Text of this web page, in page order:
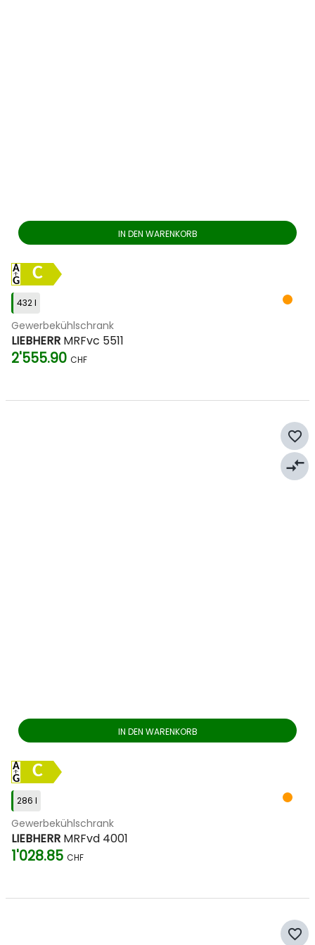
IN DEN WARENKORB
C
432 l
Gewerbekühlschrank
LIEBHERR MRFvc 5511
2'555.90 CHF
IN DEN WARENKORB
C
286 l
Gewerbekühlschrank
LIEBHERR MRFvd 4001
1'028.85 CHF
favorite_border
compare_arrows
favorite_border